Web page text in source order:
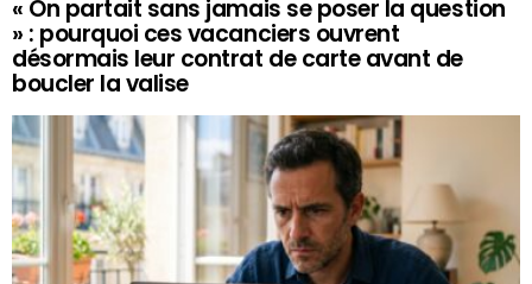
« On partait sans jamais se poser la question
» : pourquoi ces vacanciers ouvrent
désormais leur contrat de carte avant de
boucler la valise